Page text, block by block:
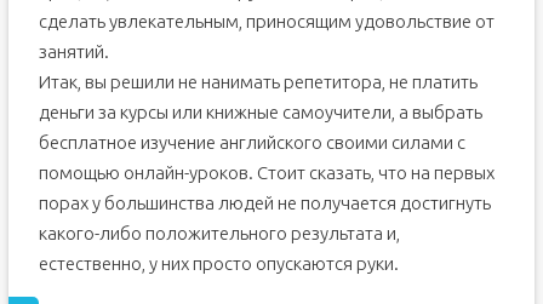
сделать увлекательным, приносящим удовольствие от
занятий.
Итак, вы решили не нанимать репетитора, не платить
деньги за курсы или книжные самоучители, а выбрать
бесплатное изучение английского своими силами с
помощью онлайн-уроков. Стоит сказать, что на первых
порах у большинства людей не получается достигнуть
какого-либо положительного результата и,
естественно, у них просто опускаются руки.